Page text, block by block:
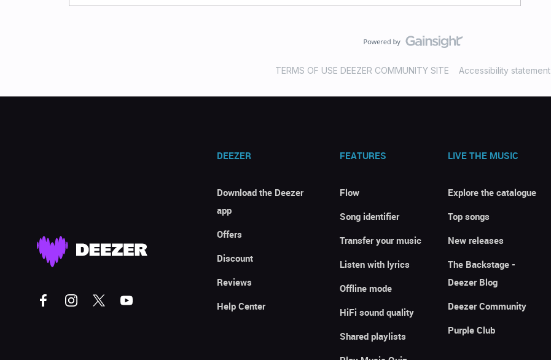
TERMS OF USE DEEZER COMMUNITY SITE Accessibility statement
DEEZER
Download the Deezer
app
Offers
Discount
Reviews
Help Center
FEATURES
Flow
Song identifier
Transfer your music
Listen with lyrics
Offline mode
HiFi sound quality
Shared playlists
LIVE THE MUSIC
Explore the catalogue
Top songs
New releases
The Backstage -
Deezer Blog
Deezer Community
Purple Club